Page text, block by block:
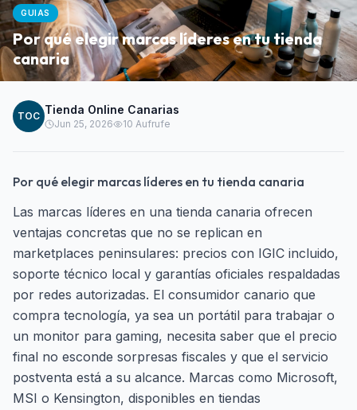
GUIAS
Por qué elegir marcas líderes en tu tienda
canaria
TOC Tienda Online Canarias
Jun 25, 2026 10 Aufrufe
Por qué elegir marcas líderes en tu tienda canaria
Las marcas líderes en una tienda canaria ofrecen
ventajas concretas que no se replican en
marketplaces peninsulares: precios con IGIC incluido,
soporte técnico local y garantías oficiales respaldadas
por redes autorizadas. El consumidor canario que
compra tecnología, ya sea un portátil para trabajar o
un monitor para gaming, necesita saber que el precio
final no esconde sorpresas fiscales y que el servicio
postventa está a su alcance. Marcas como Microsoft,
MSI o Kensington, disponibles en tiendas